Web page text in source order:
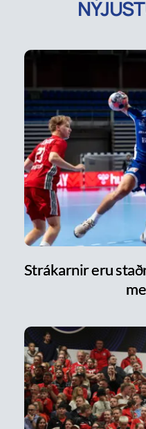
Strákarnir eru